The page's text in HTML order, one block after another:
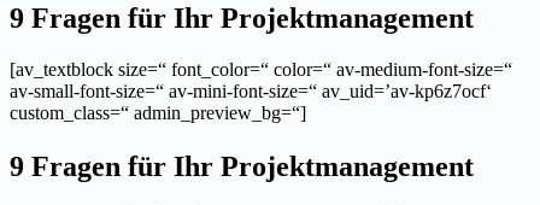
9 Fragen für Ihr Projektmanagement
[av_textblock size=“ font_color=“ color=“ av-medium-font-size=“
av-small-font-size=“ av-mini-font-size=“ av_uid=’av-kp6z7ocf‘
custom_class=“ admin_preview_bg=“]
9 Fragen für Ihr Projektmanagement